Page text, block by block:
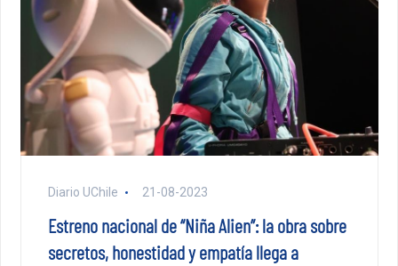
Diario UChile 21-08-2023
Estreno nacional de “Niña Alien”: la obra sobre
secretos, honestidad y empatía llega a